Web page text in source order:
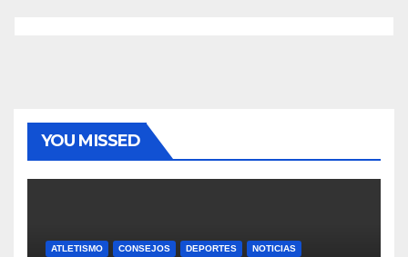
YOU MISSED
ATLETISMO CONSEJOS DEPORTES NOTICIAS